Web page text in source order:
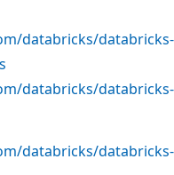
databricks/databricks-
databricks/databricks-
databricks/databricks-